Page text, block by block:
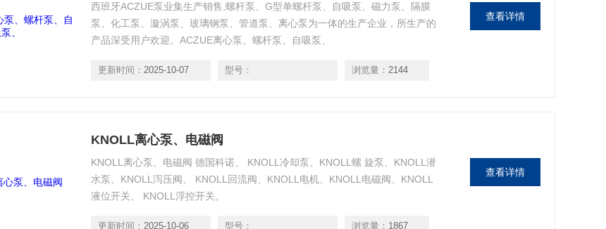
西班牙ACZUE泵业集生产销售,螺杆泵、G型单螺杆泵、自吸泵、磁力泵、隔膜
泵、化工泵、漩涡泵、玻璃钢泵、管道泵、离心泵为一体的生产企业，所生产的
产品深受用户欢迎。ACZUE离心泵、螺杆泵、自吸泵、
更新时间： 2025-10-07 型号： 浏览量： 2144
查看详情
KNOLL离心泵、电磁阀
KNOLL离心泵、电磁阀 德国科诺、 KNOLL冷却泵、KNOLL螺 旋泵、KNOLL潜
水泵、KNOLL泻压阀、 KNOLL回流阀、KNOLL电机、KNOLL电磁阀、KNOLL
液位开关、 KNOLL浮控开关。
更新时间： 2025-10-06 型号： 浏览量： 1867
查看详情